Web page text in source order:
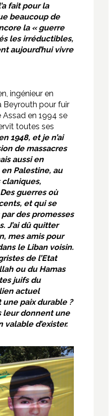
fait pour la
beaucoup de
la « guerre
les irréductibles,
aujourd’hui vivre
ingénieur en
Beyrouth pour fuir
en 1994 se
toutes ses
1948, et je n’ai
de massacres
aussi en
Palestine, au
claniques,
guerres où
et qui se
des promesses
J’ai dû quitter
mes amis pour
le Liban voisin.
de l’Etat
ou du Hamas
juifs du
actuel
paix durable ?
leur donnent une
d’exister.